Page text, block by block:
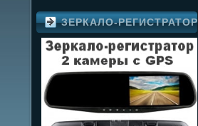
ЗЕРКАЛО-РЕГИСТРАТОР